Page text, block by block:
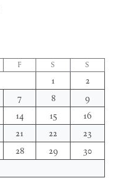
F S S
1
2
7 8
9
14 15
16
21 22
23
28 29
30